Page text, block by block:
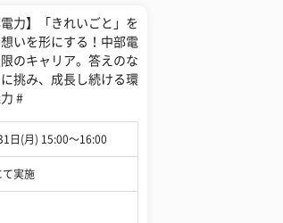
電力】「きれいごと」を
いを形にする！中部電
のキャリア。答えのな
挑み、成長し続ける環
#
日(月) 15:00〜16:00
て実施